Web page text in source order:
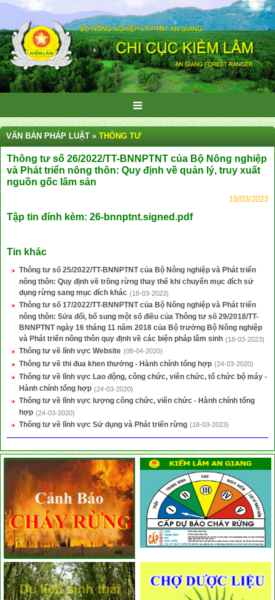
VĂN BẢN PHÁP LUẬT » THÔNG TƯ
Thông tư số 26/2022/TT-BNNPTNT của Bộ Nông nghiệp
và Phát triển nông thôn: Quy định về quản lý, truy xuất
nguồn gốc lâm sản
18/03/2023
Tập tin đính kèm: 26-bnnptnt.signed.pdf
Tin khác
Thông tư số 25/2022/TT-BNNPTNT của Bộ Nông nghiệp và Phát triển
nông thôn: Quy định về trồng rừng thay thế khi chuyển mục đích sử
dụng rừng sang mục đích khác (18-03-2023)
Thông tư số 17/2022/TT-BNNPTNT của Bộ Nông nghiệp và Phát triển
nông thôn: Sửa đổi, bổ sung một số điều của Thông tư số 29/2018/TT-
BNNPTNT ngày 16 tháng 11 năm 2018 của Bộ trưởng Bộ Nông nghiệp
và Phát triển nông thôn quy định về các biện pháp lâm sinh (18-03-2023)
Thông tư về lĩnh vực Website (08-04-2020)
Thông tư về thi đua khen thưởng - Hành chính tổng hợp (24-03-2020)
Thông tư về lĩnh vực Lao động, công chức, viên chức, tổ chức bộ máy -
Hành chính tổng hợp (24-03-2020)
Thông tư về lĩnh vực lượng công chức, viên chức - Hành chính tổng
hợp (24-03-2020)
Thông tư về lĩnh vực Sử dụng và Phát triển rừng (18-03-2023)